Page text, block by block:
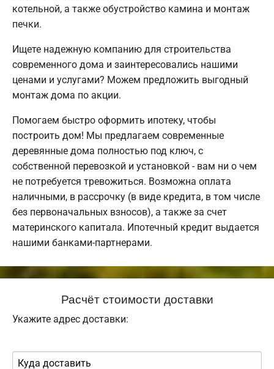
котельной, а также обустройство камина и монтаж
печки.
Ищете надежную компанию для строительства
современного дома и заинтересовались нашими
ценами и услугами? Можем предложить выгодный
монтаж дома по акции.
Помогаем быстро оформить ипотеку, чтобы
построить дом! Мы предлагаем современные
деревянные дома полностью под ключ, с
собственной перевозкой и установкой - вам ни о чем
не потребуется тревожиться. Возможна оплата
наличными, в рассрочку (в виде кредита, в том числе
без первоначальных взносов), а также за счет
материнского капитала. Ипотечный кредит выдается
нашими банками-партнерами.
Расчёт стоимости доставки
Укажите адрес доставки: